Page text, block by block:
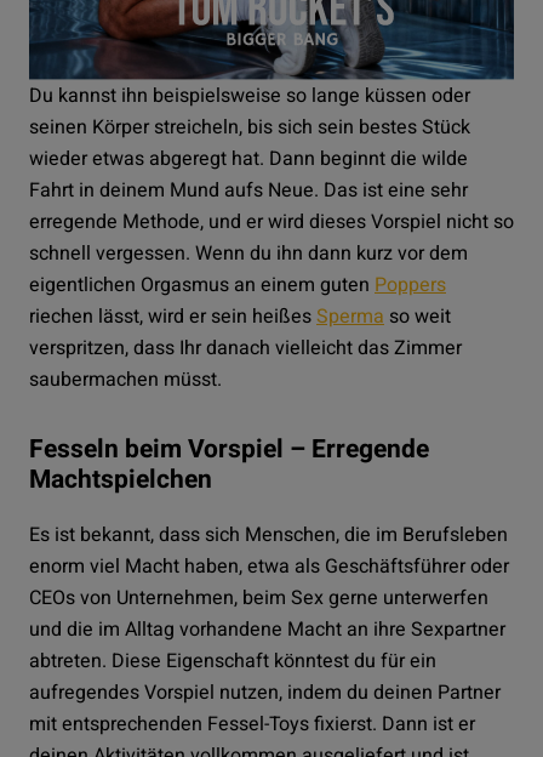
Du kannst ihn beispielsweise so lange küssen oder
seinen Körper streicheln, bis sich sein bestes Stück
wieder etwas abgeregt hat. Dann beginnt die wilde
Fahrt in deinem Mund aufs Neue. Das ist eine sehr
erregende Methode, und er wird dieses Vorspiel nicht so
schnell vergessen. Wenn du ihn dann kurz vor dem
eigentlichen Orgasmus an einem guten Poppers
riechen lässt, wird er sein heißesSperma so weit
verspritzen, dass Ihr danach vielleicht das Zimmer
saubermachen müsst.
Fesseln beim Vorspiel – Erregende
Machtspielchen
Es ist bekannt, dass sich Menschen, die im Berufsleben
enorm viel Macht haben, etwa als Geschäftsführer oder
CEOs von Unternehmen, beim Sex gerne unterwerfen
und die im Alltag vorhandene Macht an ihre Sexpartner
abtreten. Diese Eigenschaft könntest du für ein
aufregendes Vorspiel nutzen, indem du deinen Partner
mit entsprechenden Fessel-Toys fixierst. Dann ist er